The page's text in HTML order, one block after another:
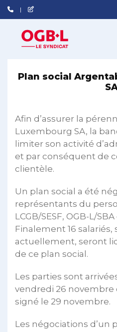
Plan social
Afin d’assurer la
Luxembourg SA, la
limiter son activité
et par conséquent de
clientèle.
Un plan social a été
représentants du
LCGB/SESF, OGB-L/
Finalement 16 salariés,
actuellement, seront
de ce plan social.
Les parties sont
vendredi 26 novembre
signé le 29 novembre.
Les négociations d’un